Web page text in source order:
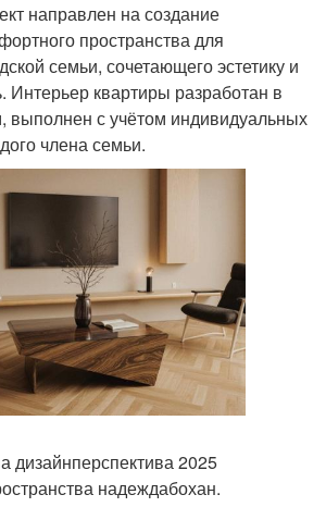
направлен на создание
пространства для
семьи, сочетающего эстетику и
Интерьер квартиры разработан в
выполнен с учётом индивидуальных
члена семьи.
дизайнперспектива 2025
надеждабохан.